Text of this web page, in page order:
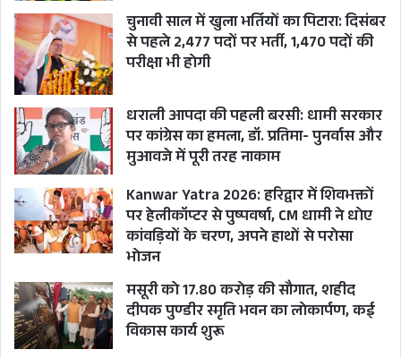
चुनावी साल में खुला भर्तियों का पिटारा: दिसंबर
से पहले 2,477 पदों पर भर्ती, 1,470 पदों की
परीक्षा भी होगी
धराली आपदा की पहली बरसी: धामी सरकार
पर कांग्रेस का हमला, डॉ. प्रतिमा- पुनर्वास और
मुआवजे में पूरी तरह नाकाम
Kanwar Yatra 2026: हरिद्वार में शिवभक्तों
पर हेलीकॉप्टर से पुष्पवर्षा, CM धामी ने धोए
कांवड़ियों के चरण, अपने हाथों से परोसा
भोजन
मसूरी को 17.80 करोड़ की सौगात, शहीद
दीपक पुण्डीर स्मृति भवन का लोकार्पण, कई
विकास कार्य शुरू